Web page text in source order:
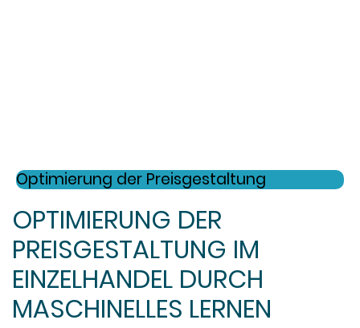
Optimierung der Preisgestaltung
OPTIMIERUNG DER
PREISGESTALTUNG IM
EINZELHANDEL DURCH
MASCHINELLES LERNEN